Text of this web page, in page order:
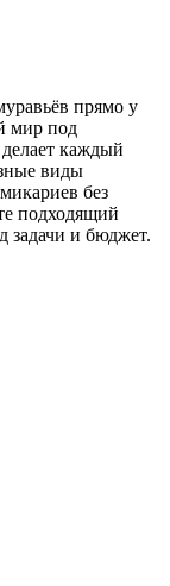
прямо у
мир под
каждый
виды
без
подходящий
задачи и бюджет.